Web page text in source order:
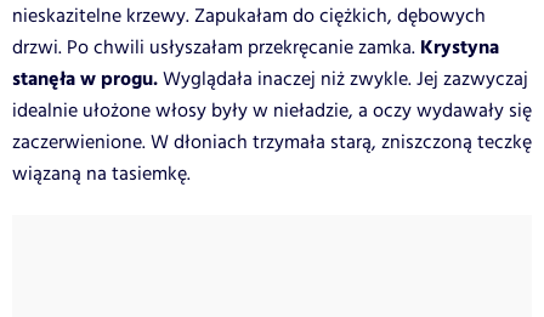
nieskazitelne krzewy. Zapukałam do ciężkich, dębowych
drzwi. Po chwili usłyszałam przekręcanie zamka. Krystyna
stanęła w progu.Wyglądała inaczej niż zwykle. Jej zazwyczaj
idealnie ułożone włosy były w nieładzie, a oczy wydawały się
zaczerwienione. W dłoniach trzymała starą, zniszczoną teczkę
wiązaną na tasiemkę.